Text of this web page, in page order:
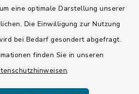
eine optimale Darstellung unserer
Die Einwilligung zur Nutzung
bei Bedarf gesondert abgefragt.
finden Sie in unseren
.
Kontakt
Datenschutz